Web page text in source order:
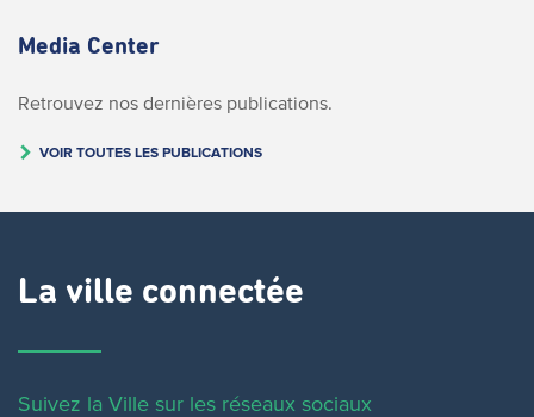
Media Center
Retrouvez nos dernières publications.
VOIR TOUTES LES PUBLICATIONS
La ville connectée
Suivez la Ville sur les réseaux sociaux